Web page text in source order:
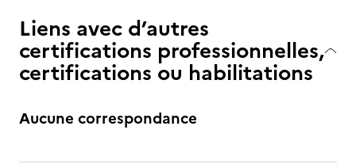
Liens avec d’autres
certifications professionnelles,
certifications ou habilitations
Aucune correspondance